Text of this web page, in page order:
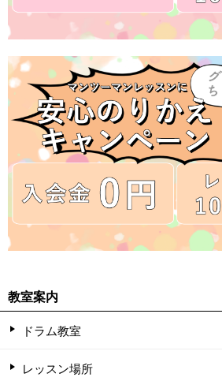
教室案内
ドラム教室
レッスン場所